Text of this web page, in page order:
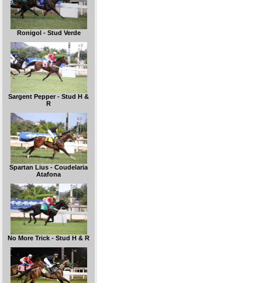
Ronigol - Stud Verde
Sargent Pepper - Stud H &
R
Spartan Lius - Coudelaria
Atafona
No More Trick - Stud H & R